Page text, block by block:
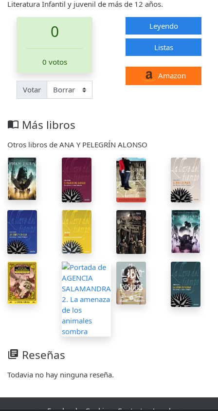
Literatura Infantil y juvenil de más de 12 años.
0
0 votos
Votar
Leyendo
Listas
Amazon
import_contacts Más libros
Otros libros de ANA Y PELEGRÍN ALONSO
library_books Reseñas
Todavia no hay ninguna reseña.